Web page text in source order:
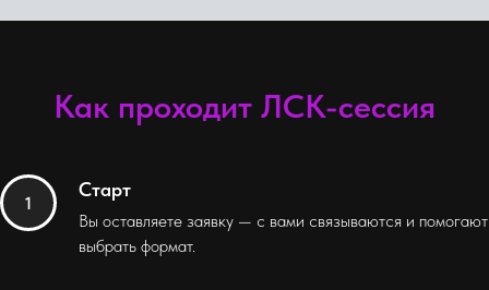
Как проходит ЛСК-сессия
Старт
Вы оставляете заявку — с вами связываются и помогают
выбрать формат.